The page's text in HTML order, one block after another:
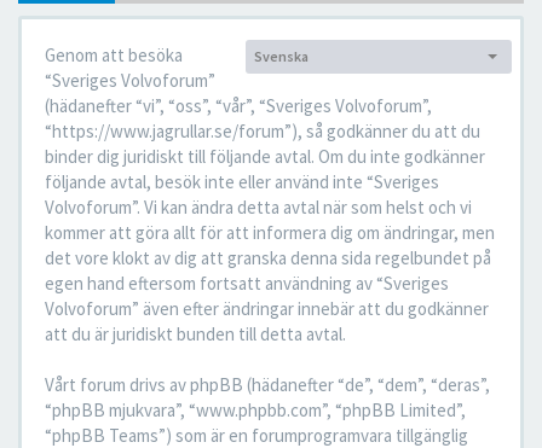
Språk:
Svenska
Genom att besöka
“Sveriges Volvoforum”
(hädanefter “vi”, “oss”, “vår”, “Sveriges Volvoforum”,
“https://www.jagrullar.se/forum”), så godkänner du att du
binder dig juridiskt till följande avtal. Om du inte godkänner
följande avtal, besök inte eller använd inte “Sveriges
Volvoforum”. Vi kan ändra detta avtal när som helst och vi
kommer att göra allt för att informera dig om ändringar, men
det vore klokt av dig att granska denna sida regelbundet på
egen hand eftersom fortsatt användning av “Sveriges
Volvoforum” även efter ändringar innebär att du godkänner
att du är juridiskt bunden till detta avtal.
Vårt forum drivs av phpBB (hädanefter “de”, “dem”, “deras”,
“phpBB mjukvara”, “www.phpbb.com”, “phpBB Limited”,
“phpBB Teams”) som är en forumprogramvara tillgänglig